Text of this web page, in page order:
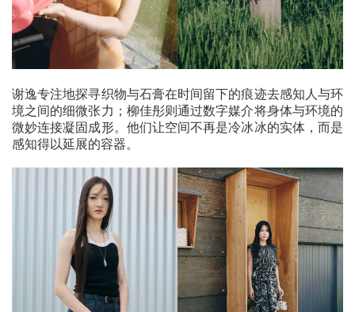
谢逸专注地探寻织物与石膏在时间留下的痕迹去感知人与环
境之间的细微张力；柳佳彤则通过数字媒介将身体与环境的
微妙连接凝固成形。他们让空间不再是冷冰冰的实体，而是
感知得以延展的容器。